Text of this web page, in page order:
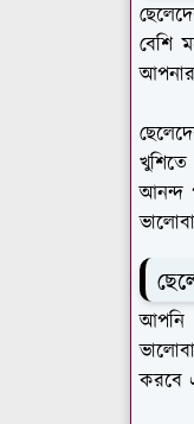
বেশি
আনন্দ
আপনি
করবে